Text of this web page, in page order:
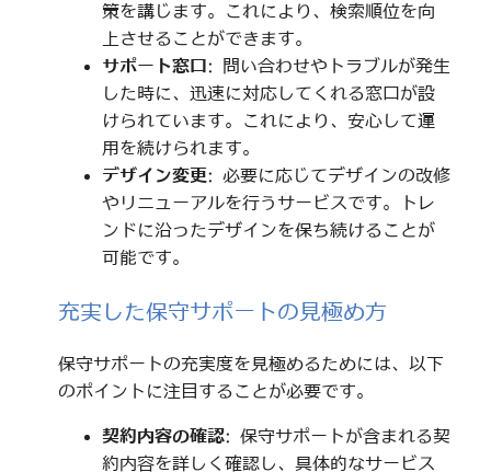
策を講じます。これにより、検索順位を向
上させることができます。
サポート窓口 : 問い合わせやトラブルが発生
した時に、迅速に対応してくれる窓口が設
けられています。これにより、安心して運
用を続けられます。
デザイン変更: 必要に応じてデザインの改修
やリニューアルを行うサービスです。トレ
ンドに沿ったデザインを保ち続けることが
可能です。
充実した保守サポートの見極め方
保守サポートの充実度を見極めるためには、以下
のポイントに注目することが必要です。
契約内容の確認: 保守サポートが含まれる契
約内容を詳しく確認し、具体的なサービス